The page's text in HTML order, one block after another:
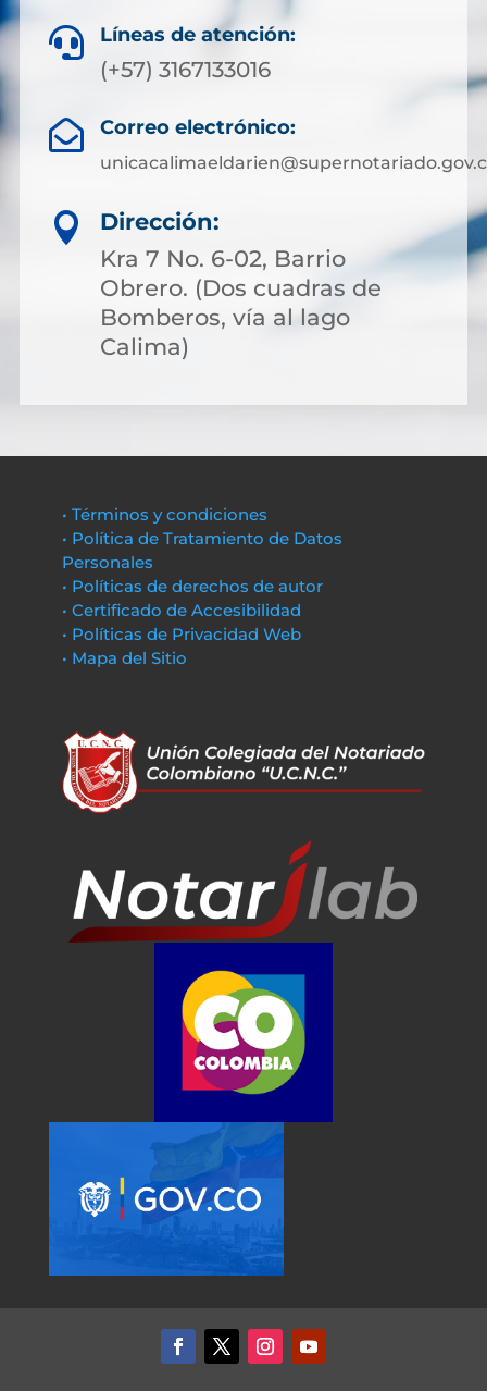
 Líneas de atención:
(+57) 3167133016
 Correo electrónico:

Dirección:
Kra 7 No. 6-02, Barrio
Obrero. (Dos cuadras de
Bomberos, vía al lago
Calima)
• Términos y condiciones
• Política de Tratamiento de Datos
Personales
• Políticas de derechos de autor
• Certificado de Accesibilidad
• Políticas de Privacidad Web
• Mapa del Sitio